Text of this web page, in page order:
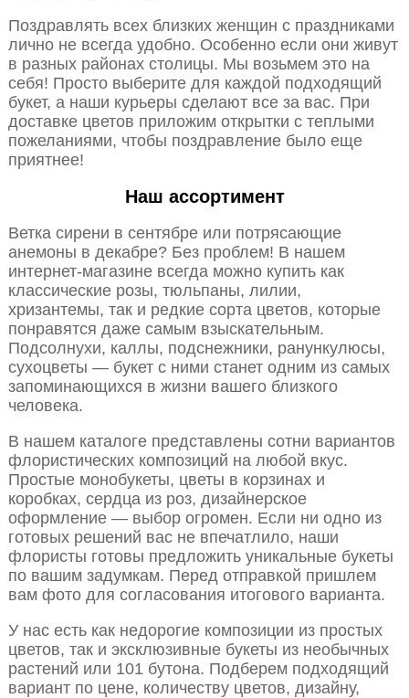
Поздравлять всех близких женщин с праздниками
лично не всегда удобно. Особенно если они живут
в разных районах столицы. Мы возьмем это на
себя! Просто выберите для каждой подходящий
букет, а наши курьеры сделают все за вас. При
доставке цветов приложим открытки с теплыми
пожеланиями, чтобы поздравление было еще
приятнее!
Наш ассортимент
Ветка сирени в сентябре или потрясающие
анемоны в декабре? Без проблем! В нашем
интернет-магазине всегда можно купить как
классические розы, тюльпаны, лилии,
хризантемы, так и редкие сорта цветов, которые
понравятся даже самым взыскательным.
Подсолнухи, каллы, подснежники, ранункулюсы,
сухоцветы — букет с ними станет одним из самых
запоминающихся в жизни вашего близкого
человека.
В нашем каталоге представлены сотни вариантов
флористических композиций на любой вкус.
Простые монобукеты, цветы в корзинах и
коробках, сердца из роз, дизайнерское
оформление — выбор огромен. Если ни одно из
готовых решений вас не впечатлило, наши
флористы готовы предложить уникальные букеты
по вашим задумкам. Перед отправкой пришлем
вам фото для согласования итогового варианта.
У нас есть как недорогие композиции из простых
цветов, так и эксклюзивные букеты из необычных
растений или 101 бутона. Подберем подходящий
вариант по цене, количеству цветов, дизайну,